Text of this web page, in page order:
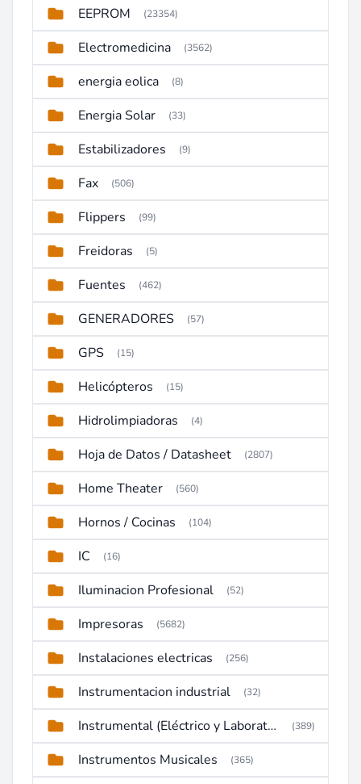
EEPROM (23354)
Electromedicina (3562)
energia eolica (8)
Energia Solar (33)
Estabilizadores (9)
Fax (506)
Flippers (99)
Freidoras (5)
Fuentes (462)
GENERADORES (57)
GPS (15)
Helicópteros (15)
Hidrolimpiadoras (4)
Hoja de Datos / Datasheet (2807)
Home Theater (560)
Hornos / Cocinas (104)
IC (16)
Iluminacion Profesional (52)
Impresoras (5682)
Instalaciones electricas (256)
Instrumentacion industrial (32)
Instrumental (Eléctrico y Laboratorio) (389)
Instrumentos Musicales (365)